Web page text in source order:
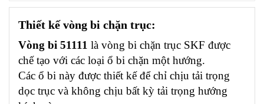
Thiết kế vòng bi chặn trục:
Vòng bi 51111 là vòng bi chặn trục SKF được
chế tạo với các loại ổ bi chặn một hướng.
Các ổ bi này được thiết kế để chỉ chịu tải trọng
dọc trục và không chịu bất kỳ tải trọng hướng